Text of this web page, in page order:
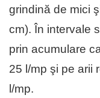
grindină de mici
cm). În intervale
prin acumulare
25 l/mp şi pe arii
l/mp.